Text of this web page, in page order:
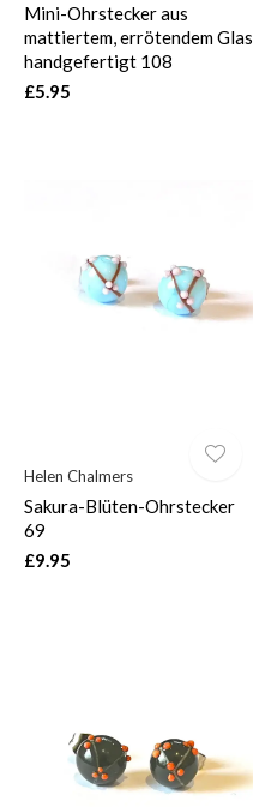
Mini-Ohrstecker aus
mattiertem, errötendem Glas,
handgefertigt 108
£5.95
Helen Chalmers
Sakura-Blüten-Ohrstecker
69
£9.95